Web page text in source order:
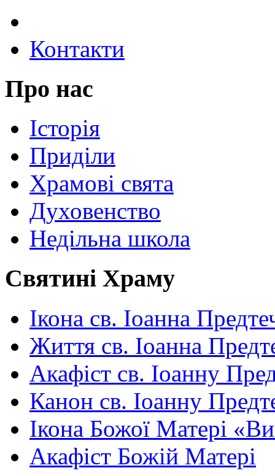
Контакти
Про нас
Історія
Приділи
Храмові свята
Духовенство
Недільна школа
Святині Храму
Ікона св. Іоанна
Життя св. Іоанна
Акафіст св. Іоанну
Канон св. Іоанну
Ікона Божої Матері
Акафіст Божій Матері